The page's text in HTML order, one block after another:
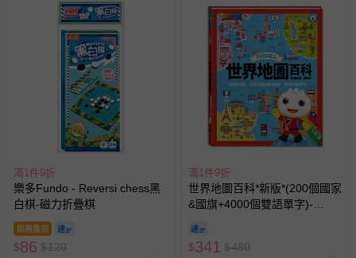
情形，您可申請更換新品或退貨，請見：退貨的辦理流程
若您對於會員帳號、商品訂購與資訊、購物流程、付款方
式、折價券與購物金的使用、退貨及商品運送方式等有疑
問，你可詳見： 媽咪愛客服中心
。
預購商品：預購為海外同步代購，遇缺貨即會通知媽咪並協
助取消退款事宜。
商品如因「價格、組合」等錯誤原因，導致無法安排出貨，
會主動以簡訊及mail通知訂單取消事宜，並將提供適當補
償。
滿1件9折
樂多Fundo - Reversi chess黑
白棋-磁力折疊棋
即將售完
$86 $120
滿1件9折
世界地圖百科*新版*(200個國家
&國旗+4000個雙語單字)-
$341 $480